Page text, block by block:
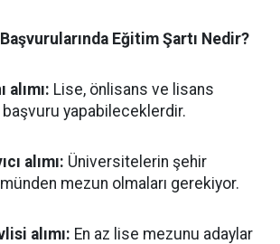
Eğitim Şartı Nedir?
alımı: Lise, önlisans ve lisans
yapabileceklerdir.
alımı: Üniversitelerin şehir
mezun olmaları gerekiyor.
alımı: En az lise mezunu adaylar